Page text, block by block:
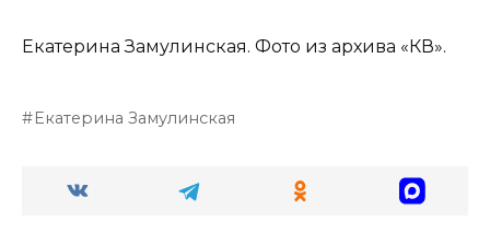
Екатерина Замулинская. Фото из архива «КВ».
Екатерина Замулинская